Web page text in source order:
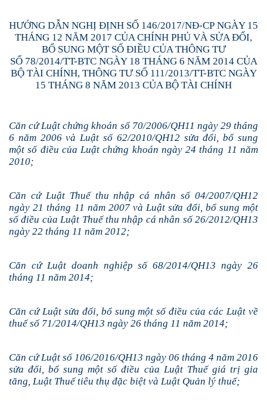
HƯỚNG DẪN NGHỊ ĐỊNH SỐ 146/2017/NĐ-CP NGÀY 15
THÁNG 12 NĂM 2017 CỦA CHÍNH PHỦ VÀ SỬA ĐỔI,
BỔ SUNG MỘT SỐ ĐIỀU CỦA THÔNG TƯ
SỐ 78/2014/TT-BTC NGÀY 18 THÁNG 6 NĂM 2014 CỦA
BỘ TÀI CHÍNH, THÔNG TƯ SỐ 111/2013/TT-BTC NGÀY
15 THÁNG 8 NĂM 2013 CỦA BỘ TÀI CHÍNH
Căn cứ Luật chứng khoán số 70/2006/QH11 ngày 29 tháng
6 năm 2006 và Luật số 62/2010/QH12 sửa đổi, bổ sung
một số điều của Luật chứng khoán ngày 24 tháng 11 năm
2010;
Căn cứ Luật Thuế thu nhập cá nhân số 04/2007/QH12
ngày 21 tháng 11 năm 2007 và Luật sửa đổi, bổ sung một
số điều của Luật Thuế thu nhập cá nhân số 26/2012/QH13
ngày 22 tháng 11 năm 2012;
Căn cứ Luật doanh nghiệp số 68/2014/QH13 ngày 26
tháng 11 năm 2014;
Căn cứ Luật sửa đổi, bổ sung một số điều của các Luật về
thuế số 71/2014/QH13 ngày 26 tháng 11 năm 2014;
Căn cứ Luật số 106/2016/QH13 ngày 06 tháng 4 năm 2016
sửa đổi, bổ sung một số điều của Luật Thuế giá trị gia
tăng, Luật Thuế tiêu thụ đặc biệt và Luật Quản lý thuế;